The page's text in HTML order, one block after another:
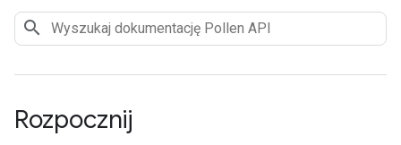
Rozpocznij